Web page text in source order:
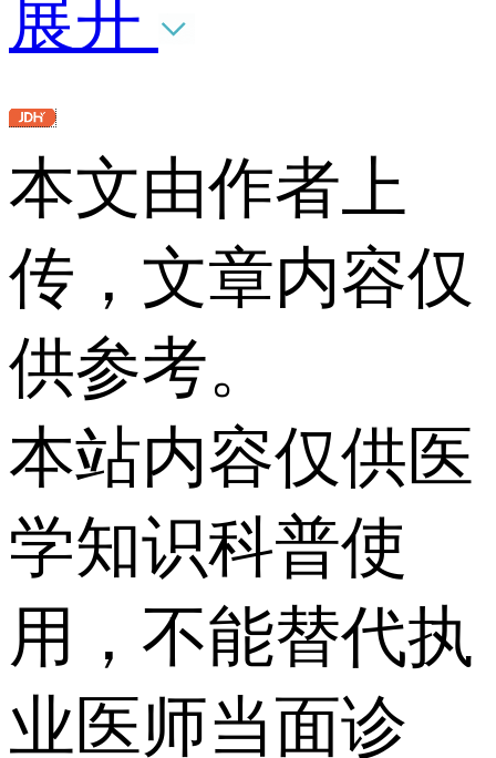
展开
本文由作者上
传，文章内容仅
供参考。
本站内容仅供医
学知识科普使
用，不能替代执
业医师当面诊